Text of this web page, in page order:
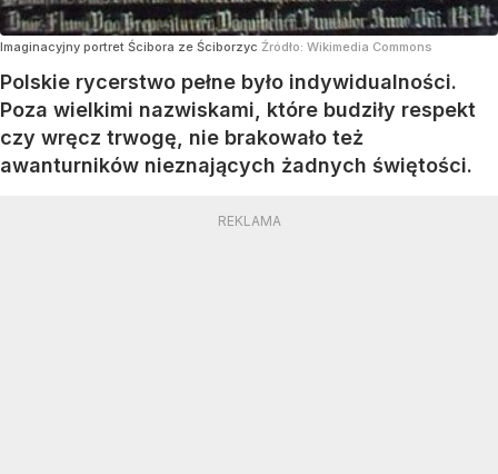
Imaginacyjny portret Ścibora ze Ściborzyc Źródło: Wikimedia Commons
Polskie rycerstwo pełne było indywidualności.
Poza wielkimi nazwiskami, które budziły respekt
czy wręcz trwogę, nie brakowało też
awanturników nieznających żadnych świętości.